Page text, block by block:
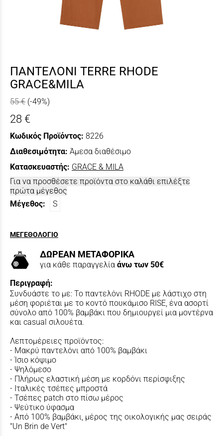
ΠΑΝΤΕΛΟΝΙ TERRE RHODE
GRACE&MILA
55 € (-49%)
28 €
Κωδικός Προϊόντος: 8226
Διαθεσιμότητα: Άμεσα διαθέσιμο
Κατασκευαστής: GRACE & MILA
Για να προσθέσετε προϊόντα στο καλάθι επιλέξτε
πρώτα μέγεθος
Μέγεθος:
S
ΜΕΓΕΘΟΛΟΓΙΟ
ΔΩΡΕΑΝ ΜΕΤΑΦΟΡΙΚΑ
για κάθε παραγγελία άνω των 50€
Περιγραφή:
Συνδυάστε το με: Το παντελόνι RHODE με λάστιχο στη
μέση φοριέται με το κοντό πουκάμισο RISE, ένα ασορτί
σύνολο από 100% βαμβάκι που δημιουργεί μια μοντέρνα
και casual σιλουέτα.
Λεπτομέρειες προϊόντος:
- Μακρύ παντελόνι από 100% βαμβάκι
- Ίσιο κόψιμο
- Ψηλόμεσο
- Πλήρως ελαστική μέση με κορδόνι περίσφιξης
- Ιταλικές τσέπες μπροστά
- Τσέπες patch στο πίσω μέρος
- Ψεύτικο ύφασμα
- Από 100% βαμβάκι, μέρος της οικολογικής μας σειράς
"Un Brin de Vert"